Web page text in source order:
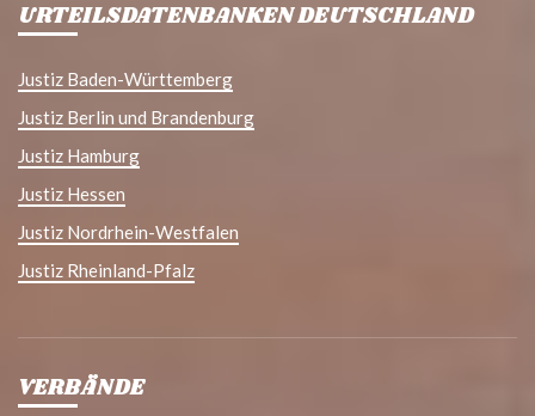
URTEILSDATENBANKEN DEUTSCHLAND
Justiz Baden-Württemberg
Justiz Berlin und Brandenburg
Justiz Hamburg
Justiz Hessen
Justiz Nordrhein-Westfalen
Justiz Rheinland-Pfalz
VERBÄNDE